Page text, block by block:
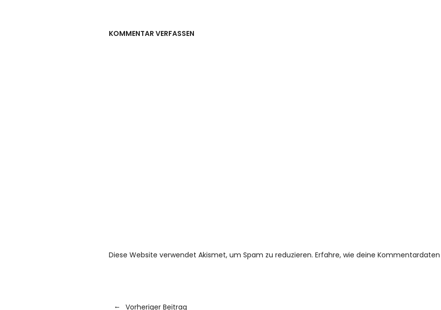
KOMMENTAR VERFASSEN
Diese Website verwendet Akismet, um Spam zu reduzieren.Erfahre, wie deine
Vorheriger Beitrag